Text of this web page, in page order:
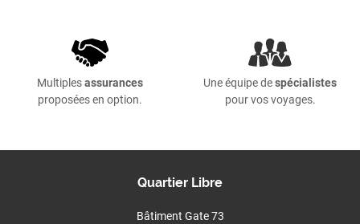
Multiplesassurances
proposées en option.
Une équipe despécialistes
pour vos voyages.
Quartier Libre
Bâtiment Gate 73